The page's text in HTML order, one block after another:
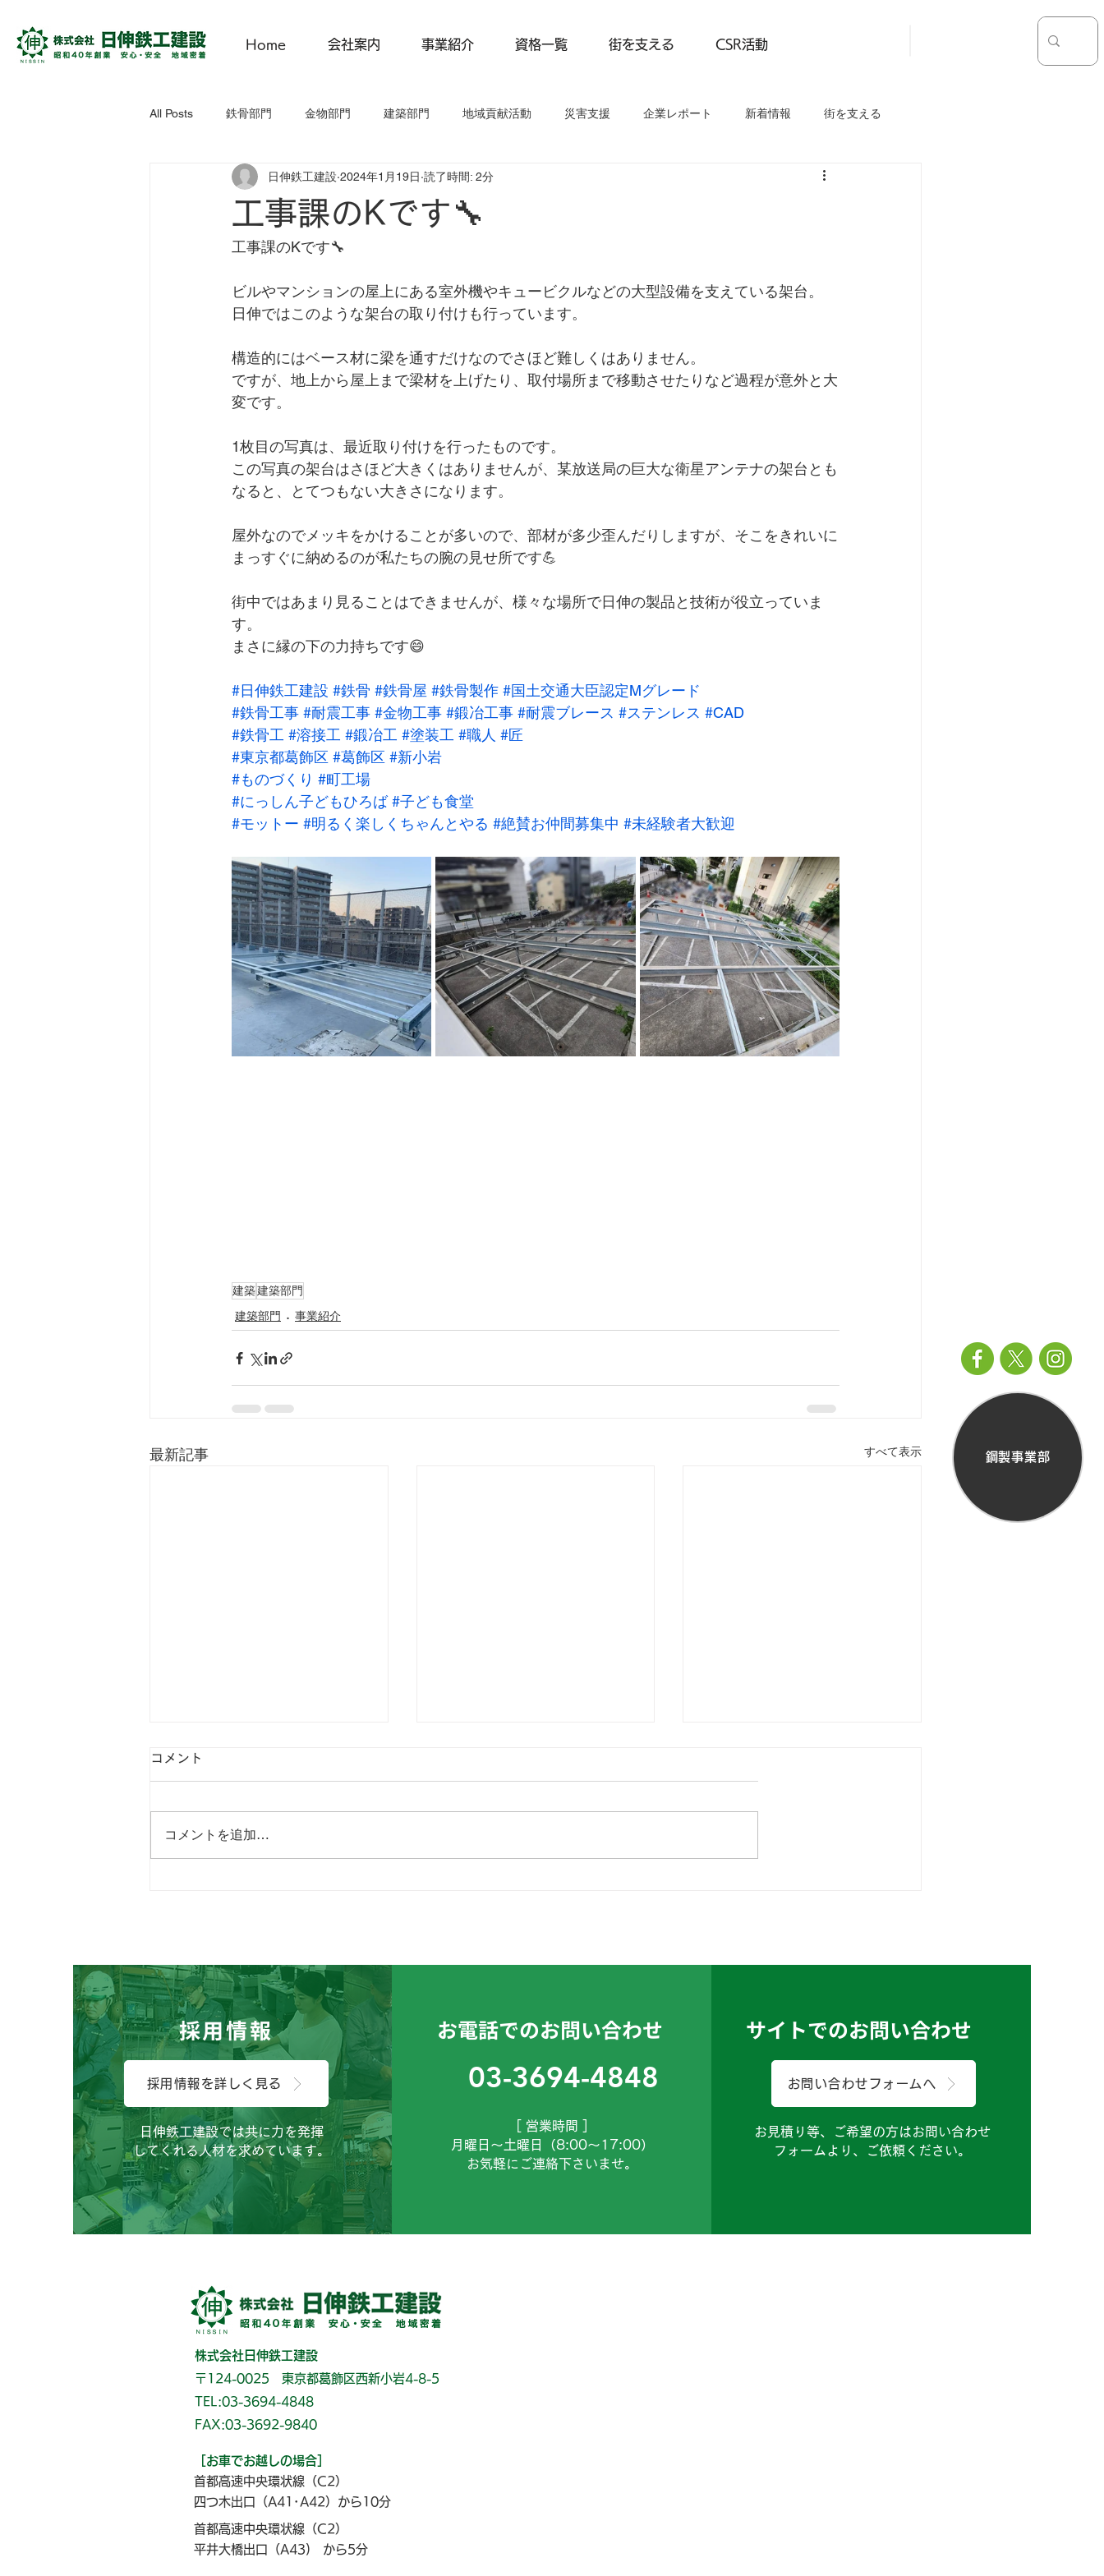
Home 会社案内 事業紹介 資格一覧 街を支える CSR活動
鋼製事業部
All Posts 鉄骨部門 金物部門 建築部門 地域貢献活動 災害支援 企業レポート 新着情報 街を支える
にっしん子どもひろば CSR活動 事業紹介 企業レポート
工事課のKです🔧
日伸鉄工建設 2024年1月19日 読了時間: 2分
工事課のKです🔧
ビルやマンションの屋上にある室外機やキュービクルなどの大型設備を支えている架台。
日伸ではこのような架台の取り付けも行っています。
構造的にはベース材に梁を通すだけなのでさほど難しくはありません。
ですが、地上から屋上まで梁材を上げたり、取付場所まで移動させたりなど過程が意外と大
変です。
1枚目の写真は、最近取り付けを行ったものです。
この写真の架台はさほど大きくはありませんが、某放送局の巨大な衛星アンテナの架台とも
なると、とてつもない大きさになります。
屋外なのでメッキをかけることが多いので、部材が多少歪んだりしますが、そこをきれいに
まっすぐに納めるのが私たちの腕の見せ所です💪
街中ではあまり見ることはできませんが、様々な場所で日伸の製品と技術が役立っていま
す。
まさに縁の下の力持ちです😄
#日伸鉄工建設 #鉄骨 #鉄骨屋 #鉄骨製作 #国土交通大臣認定Mグレード
#鉄骨工事 #耐震工事 #金物工事 #鍛冶工事 #耐震ブレース #ステンレス #CAD
#鉄骨工 #溶接工 #鍛冶工 #塗装工 #職人 #匠
#東京都葛飾区 #葛飾区 #新小岩
#ものづくり #町工場
#にっしん子どもひろば #子ども食堂
#モットー #明るく楽しくちゃんとやる #絶賛お仲間募集中 #未経験者大歓迎
建築建築部門
建築部門
事業紹介
最新記事 すべて表示
コメント
コメントを追加…
採用情報
採用情報を詳しく見る
日伸鉄工建設では共に力を発揮
してくれる人材を求めています。
お電話でのお問い合わせ
03-3694-4848
［ 営業時間 ］
月曜日～土曜日（8:00～17:00）
お気軽にご連絡下さいませ。
サイトでのお問い合わせ
お問い合わせフォームへ
お見積り等、ご希望の方はお問い合わせ
フォームより、ご依頼ください。
株式会社日伸鉄工建設
〒124-0025 東京都葛飾区西新小岩4-8-5
TEL:03-3694-4848
FAX:03-3692-9840
［お車でお越しの場合］
首都高速中央環状線（C2）
四つ木出口（A41･A42）から10分
首都高速中央環状線（C2）
平井大橋出口（A43) から5分